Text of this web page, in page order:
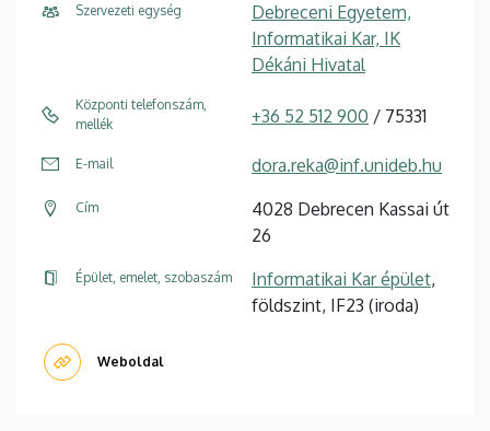
Szervezeti egység
Debreceni Egyetem,
Informatikai Kar, IK
Dékáni Hivatal
Központi telefonszám,
mellék
+36 52 512 900 / 75331
E-mail dora.reka@inf.unideb.hu
Cím
4028 Debrecen Kassai út
26
Épület, emelet, szobaszám Informatikai Kar épület,
földszint, IF23 (iroda)
Weboldal